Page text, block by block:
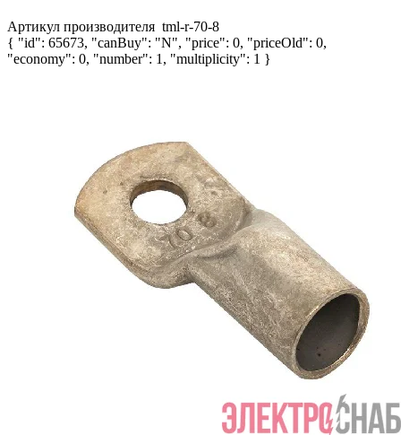
Артикул производителя tml-r-70-8
{ "id": 65673, "canBuy": "N", "price": 0, "priceOld": 0,
"economy": 0, "number": 1, "multiplicity": 1 }